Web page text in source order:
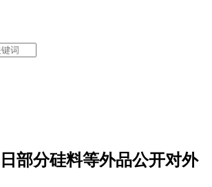
部分硅料等外品公开对外